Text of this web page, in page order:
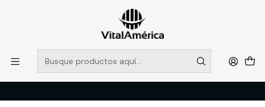
POR SISTEMA FRONTAL SOLO RETIROS EN TIENDA, DESDE
MUCHAS GRACIAS +569 5956 2237
Leer más
CALZADO
ZAPATOS DE SEGURIDAD
BOTIN LG-600 ELECTRON LEGEND, NEGRO, 43, LEGEND